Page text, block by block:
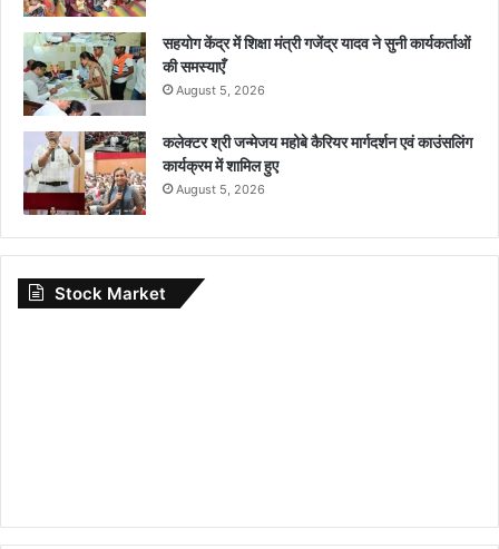
सहयोग केंद्र में शिक्षा मंत्री गजेंद्र यादव ने सुनी कार्यकर्ताओं
की समस्याएँ
August 5, 2026
कलेक्टर श्री जन्मेजय महोबे कैरियर मार्गदर्शन एवं काउंसलिंग
कार्यक्रम में शामिल हुए
August 5, 2026
Stock Market